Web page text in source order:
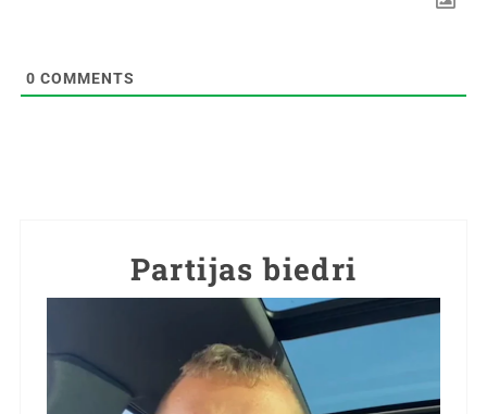
0 COMMENTS
Partijas biedri